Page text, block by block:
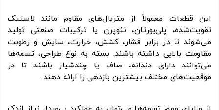
این قطعات معمولاً از متریال‌های مقاوم مانند لاستیک
تقویت‌شده، پلی‌یورتان، نئوپرن یا ترکیبات صنعتی تولید
می‌شوند تا در برابر فشار، کشش، حرارت، سایش و رطوبت
مقاومت بالایی داشته باشند. بسته به نوع طراحی، تسمه‌ها
می‌توانند دارای دندانه، صاف یا چندشیار باشند تا در
موقعیت‌های مختلف بیشترین بازدهی را ارائه دهند.